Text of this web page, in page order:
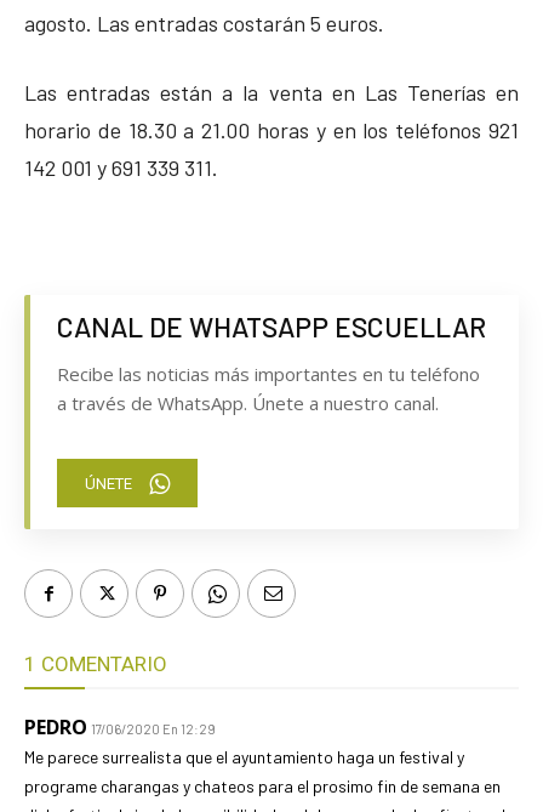
agosto. Las entradas costarán 5 euros.
Las entradas están a la venta en Las Tenerías en
horario de 18.30 a 21.00 horas y en los teléfonos 921
142 001 y 691 339 311.
CANAL DE WHATSAPP ESCUELLAR
Recibe las noticias más importantes en tu teléfono
a través de WhatsApp. Únete a nuestro canal.
ÚNETE
1 COMENTARIO
PEDRO 17/06/2020 En 12:29
Me parece surrealista que el ayuntamiento haga un festival y
programe charangas y chateos para el prosimo fin de semana en